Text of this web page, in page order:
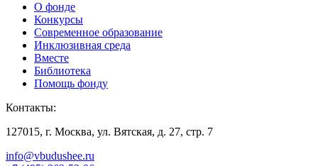
О фонде
Конкурсы
Современное образование
Инклюзивная среда
Вместе
Библиотека
Помощь фонду
Контакты:
127015, г. Москва, ул. Вятская, д. 27, стр. 7
info@vbudushee.ru